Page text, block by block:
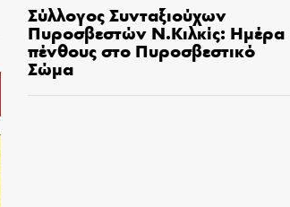
Σύλλογος Συνταξιούχων
Πυροσβεστών Ν.Κιλκίς: Ημέρα
πένθους στο Πυροσβεστικό
Σώμα